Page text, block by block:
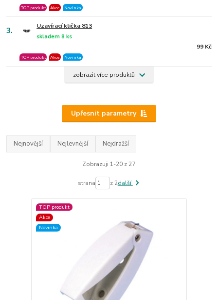
TOP produkt Akce Novinka
3. Uzavírací klička 813
skladem 8 ks
TOP produkt Akce Novinka
99 Kč
zobrazit více produktů
Upřesnit parametry
Nejnovější Nejlevnější Nejdražší
Zobrazuji 1-20 z 27
strana z 2další
TOP produkt
Akce
Novinka